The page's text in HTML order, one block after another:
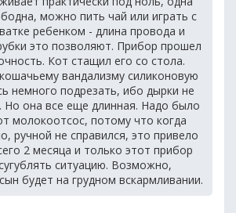
можно пить чай или играть с
ребенком - длина провода и
это позволяют. Прибор прошел
Кот стащил его со стола.
вандализму силиконовую
немного подрезать, ибо дырки не
Но она все еще длинная. Надо было
молокоотсос, потому что когда
ручной не справился, это привело
2 месяца и только этот прибор
ситуацию. Возможно,
будет на грудном вскармливании.